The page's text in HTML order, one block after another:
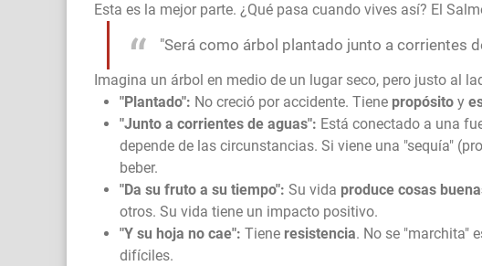
Esta es la mejor parte. ¿Qué pasa cuando vives así? El
"Será como árbol plantado junto a corrientes
Imagina un árbol en medio de un lugar seco, pero justo al
"Plantado": No creció por accidente. Tiene propósito y
"Junto a corrientes de aguas": Está conectado a una
depende de las circunstancias. Si viene una "sequía"
beber.
"Da su fruto a su tiempo": Su vida produce cosas
otros. Su vida tiene un impacto positivo.
"Y su hoja no cae": Tiene resistencia. No se "marchita"
difíciles.